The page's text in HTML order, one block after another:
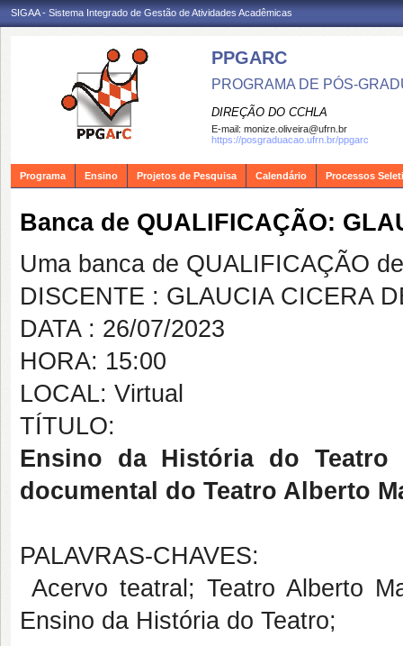
SIGAA - Sistema Integrado de Gestão de Atividades Acadêmicas
PPGARC
PROGRAMA DE PÓS-
DIREÇÃO DO CCHLA
E-mail: monize.oliveira@ufrn.br
https://posgraduacao.ufrn.br/ppgarc
Programa Ensino Projetos de Pesquisa Calendário Processos
Banca de QUALIFICAÇÃO:
Uma banca de QUALIFICAÇÃO
DISCENTE : GLAUCIA CICERA
DATA : 26/07/2023
HORA: 15:00
LOCAL: Virtual
TÍTULO:
Ensino da História do
documental do Teatro Alberto
PALAVRAS-CHAVES:
Acervo teatral; Teatro Alberto
Ensino da História do Teatro;